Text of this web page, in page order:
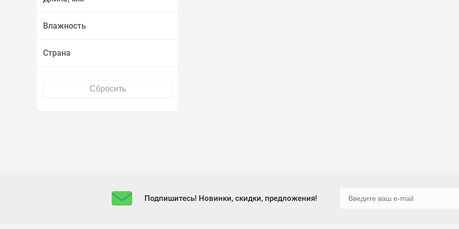
Влажность
Страна
Подпишитесь! Новинки, скидки, предложения!